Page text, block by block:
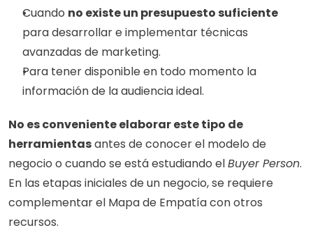
Cuando no existe un presupuesto suficiente
para desarrollar e implementar técnicas
avanzadas de marketing.
Para tener disponible en todo momento la
información de la audiencia ideal.
No es conveniente elaborar este tipo de
herramientas antes de conocer el modelo de
negocio o cuando se está estudiando el Buyer Person.
En las etapas iniciales de un negocio, se requiere
complementar el Mapa de Empatía con otros
recursos.